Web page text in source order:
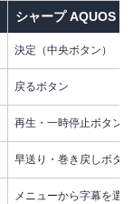
シャープ AQUOS
決定（中央ボタン）
戻るボタン
再生・一時停止ボタン
早送り・巻き戻しボタン
メニューから字幕を選択